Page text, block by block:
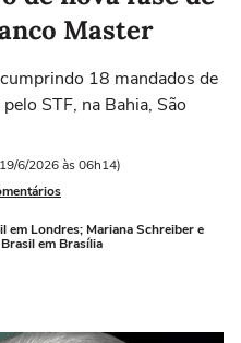
Master
18 mandados de
STF, na Bahia, São
6/2026 às 06h14)
em Londres; Mariana Schreiber e
em Brasília